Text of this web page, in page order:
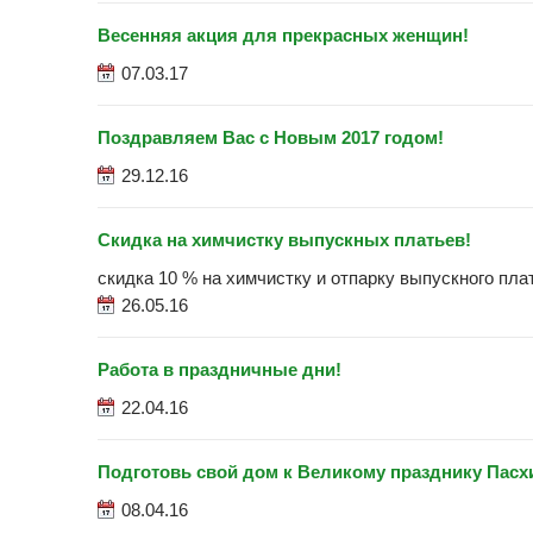
Весенняя акция для прекрасных женщин!
07.03.17
Поздравляем Вас с Новым 2017 годом!
29.12.16
Скидка на химчистку выпускных платьев!
скидка 10 % на химчистку и отпарку выпускного
26.05.16
Работа в праздничные дни!
22.04.16
Подготовь свой дом к Великому празднику
08.04.16